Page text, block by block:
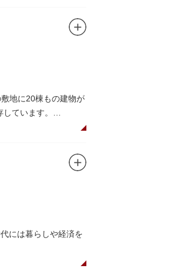
地に20棟もの建物が
ています。
ャコビアン様式の装
非公開ですが、毎
には暮らしや経済を